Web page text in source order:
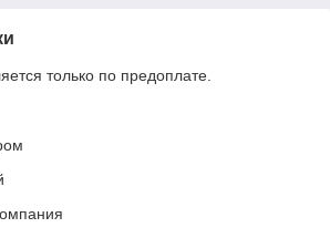
только по предоплате.